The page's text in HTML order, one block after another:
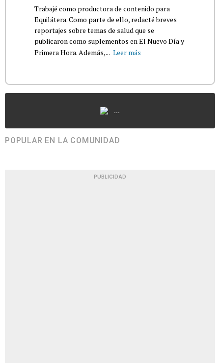
Trabajé como productora de contenido para
Equilátera. Como parte de ello, redacté breves
reportajes sobre temas de salud que se
publicaron como suplementos en El Nuevo Día y
Primera Hora. Además,... Leer más
...
POPULAR EN LA COMUNIDAD
PUBLICIDAD